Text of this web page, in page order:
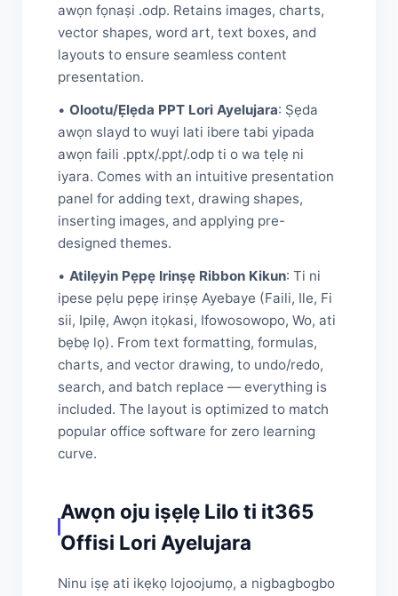
awọn fọnaṣi .odp. Retains images, charts,
vector shapes, word art, text boxes, and
layouts to ensure seamless content
presentation.
• Olootu/Ẹlẹda PPT Lori Ayelujara: Ṣẹda
awọn slayd to wuyi lati ibere tabi yipada
awọn faili .pptx/.ppt/.odp ti o wa tẹlẹ ni
iyara. Comes with an intuitive presentation
panel for adding text, drawing shapes,
inserting images, and applying pre-
designed themes.
• Atilẹyin Pẹpẹ Irinṣẹ Ribbon Kikun: Ti ni
ipese pẹlu pẹpẹ irinṣẹ Ayebaye (Faili, Ile, Fi
sii, Ipilẹ, Awọn itọkasi, Ifowosowopo, Wo, ati
bẹbẹ lọ). From text formatting, formulas,
charts, and vector drawing, to undo/redo,
search, and batch replace — everything is
included. The layout is optimized to match
popular office software for zero learning
curve.
Awọn oju iṣẹlẹ Lilo ti it365
Offisi Lori Ayelujara
Ninu iṣẹ ati ikẹkọ lojoojumọ, a nigbagbogbo